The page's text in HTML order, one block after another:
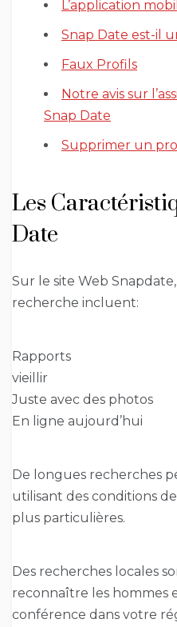
L’application
Snap Date est-il
Faux Profils
Notre avis sur
Snap Date
Supprimer un
Les
Date
Sur le site Web
recherche incluent:
Rapports
vieillir
Juste avec des photos
En ligne aujourd’hui
De longues recherches
utilisant des conditions
plus particulières.
Des recherches locales
reconnaître les hommes
conférence dans votre